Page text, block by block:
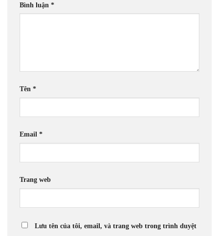
Bình luận *
Tên *
Email *
Trang web
Lưu tên của tôi, email, và trang web trong trình duyệt